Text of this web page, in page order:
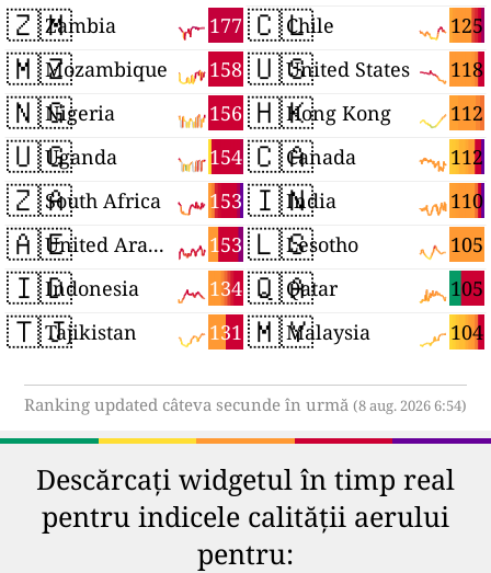
🇿🇲 177
Zambia
🇲🇿 158
Mozambique
🇳🇬 156
Nigeria
🇺🇬 154
Uganda
🇿🇦 153
South Africa
🇦🇪 153
United Arab Emirates
🇮🇩 134
Indonesia
🇹🇯 131
Tajikistan
🇨🇱 125
Chile
🇺🇸 118
United States
🇭🇰 112
Hong Kong
🇨🇦 112
Canada
🇮🇳 110
India
🇱🇸 105
Lesotho
🇶🇦 105
Qatar
🇲🇾 104
Malaysia
Ranking updated câteva secunde în urmă (8 aug. 2026 6:54)
Descărcați widgetul în timp real
pentru indicele calității aerului
pentru: